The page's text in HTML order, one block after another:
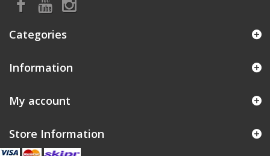
Categories
Information
My account
Store Information